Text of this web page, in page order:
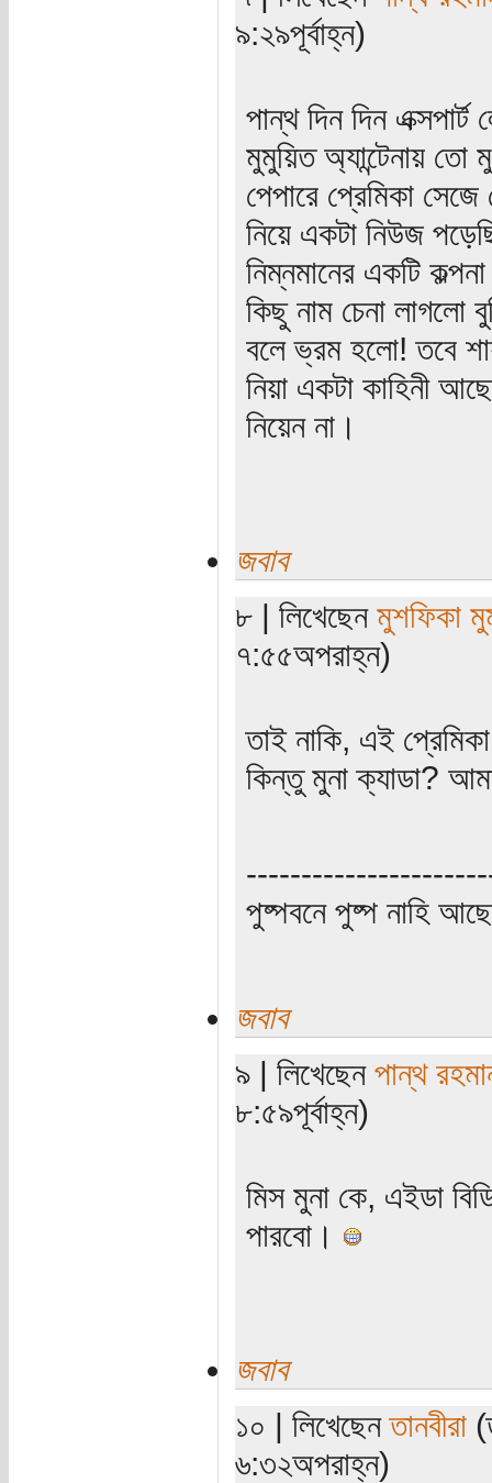
৯:২৯পূর্বাহ্ন)
পান্থ দিন দিন
মুমুয়িত অ্যান্টেনায়
পেপারে প্রেমিকা
নিয়ে একটা নিউজ
নিম্নমানের একটি
কিছু নাম চেনা লাগলো
বলে ভ্রম হলো! তবে
নিয়া একটা কাহিনী
নিয়েন না।
জবাব
৮ | লিখেছেন মুশফিকা
৭:৫৫অপরাহ্ন)
তাই নাকি, এই
কিন্তু মুনা ক্যাডা?
পুষ্পবনে পুষ্প নাহি
জবাব
৯ | লিখেছেন পান্থ
৮:৫৯পূর্বাহ্ন)
মিস মুনা কে, এইডা
পারবো।
জবাব
১০ | লিখেছেনতানবীরা
৬:৩২অপরাহ্ন)